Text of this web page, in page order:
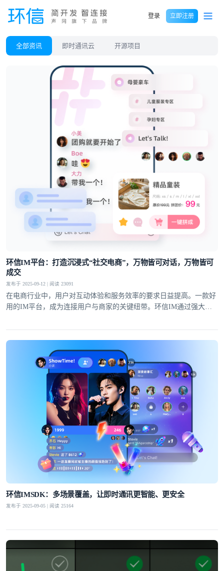
登录 立即注册
全部资讯 即时通讯云 开源项目
环信IM平台：打造沉浸式“社交电商”，万物皆可对话，万物皆可
成交
发布于 2025-09-12 | 阅读 23091
在电商行业中，用户对互动体验和服务效率的要求日益提高。一款好
用的IM平台，成为连接用户与商家的关键纽带。环信IM通过强大的
服、直播带货、私域运营等多个领域展现出显著优势，为电商行业的
发展注入了新的动力
环信IMSDK：多场景覆盖，让即时通讯更智能、更安全
发布于 2025-09-05 | 阅读 25164